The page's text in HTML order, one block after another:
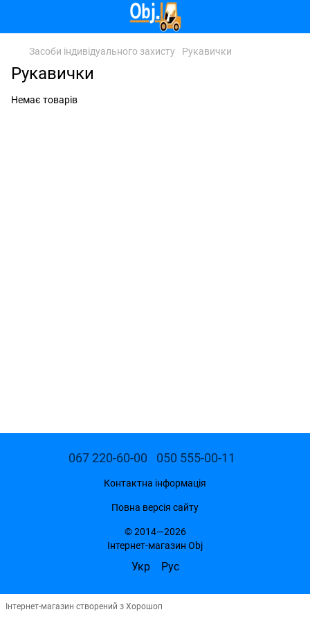
Засоби індивідуального захисту Рукавички
Рукавички
Немає товарів
067 220-60-00 050 555-00-11
Контактна інформація
Повна версія сайту
© 2014—2026
Інтернет-магазин Obj
Укр Рус
Інтернет-магазин створений з Хорошоп